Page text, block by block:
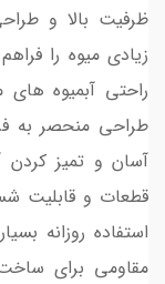
ظرفیت بالا و
زیادی میوه را
راحتی آبمیوه های
آسان و تمیز
قطعات و قابلیت
استفاده روزانه
مقاومی برای